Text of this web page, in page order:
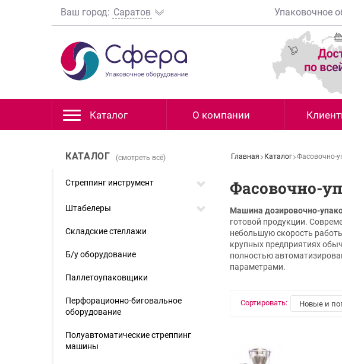
Ваш город: Саратов Упаковочное
Каталог О компании
Главная Каталог Фасовочно-
Фасовочно-
Машина дозировочно-
готовой продукции.
небольшую скорость
крупных предприятиях
полностью
параметрами.
Сортировать:
КАТАЛОГ (смотреть всё)
Стреппинг инструмент
Штабелеры
Складские стеллажи
Б/у оборудование
Паллетоупаковщики
Перфорационно-биговальное
оборудование
Полуавтоматические стреппинг
машины